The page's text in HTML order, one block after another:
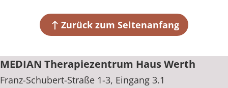
Zurück zum Seitenanfang
MEDIAN Therapiezentrum Haus Werth
Franz-Schubert-Straße 1-3, Eingang 3.1